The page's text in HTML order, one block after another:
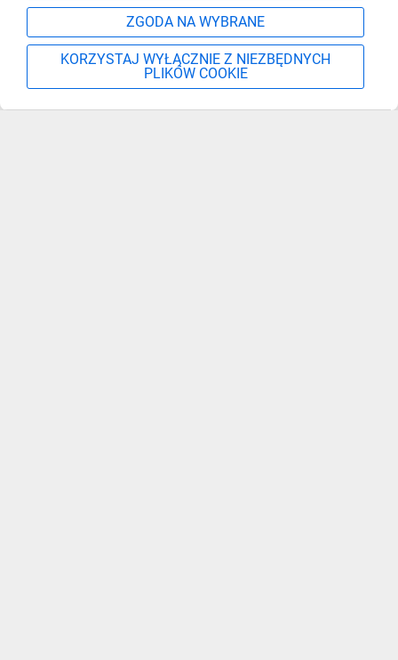
ZGODA NA WYBRANE
KORZYSTAJ WYŁĄCZNIE Z NIEZBĘDNYCH
PLIKÓW COOKIE